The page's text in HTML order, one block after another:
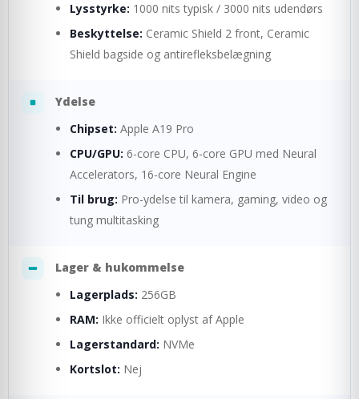
Lysstyrke: 1000 nits typisk / 3000 nits udendørs
Beskyttelse: Ceramic Shield 2 front, Ceramic
Shield bagside og antirefleksbelægning
Ydelse
Chipset: Apple A19 Pro
CPU/GPU: 6-core CPU, 6-core GPU med Neural
Accelerators, 16-core Neural Engine
Til brug: Pro-ydelse til kamera, gaming, video og
tung multitasking
Lager & hukommelse
Lagerplads: 256GB
RAM: Ikke officielt oplyst af Apple
Lagerstandard: NVMe
Kortslot: Nej